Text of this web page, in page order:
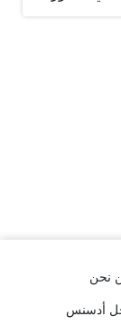
نحن